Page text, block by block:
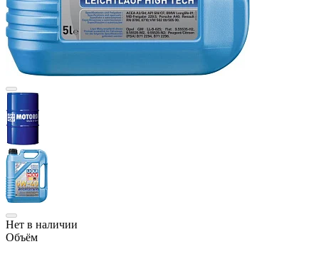
Нет в наличии
Объём